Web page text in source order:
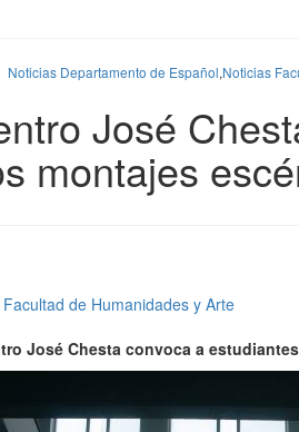
Noticias Departamento de Español,Noticias
José
montajes
Facultad de Humanidades y Arte
José Chesta convoca a